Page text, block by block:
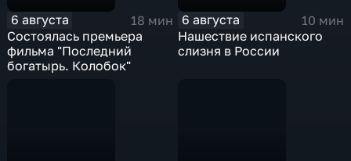
6 августа
18 мин
Состоялась премьера
фильма "Последний
богатырь. Колобок"
6 августа
10 мин
Нашествие испанского
слизня в России